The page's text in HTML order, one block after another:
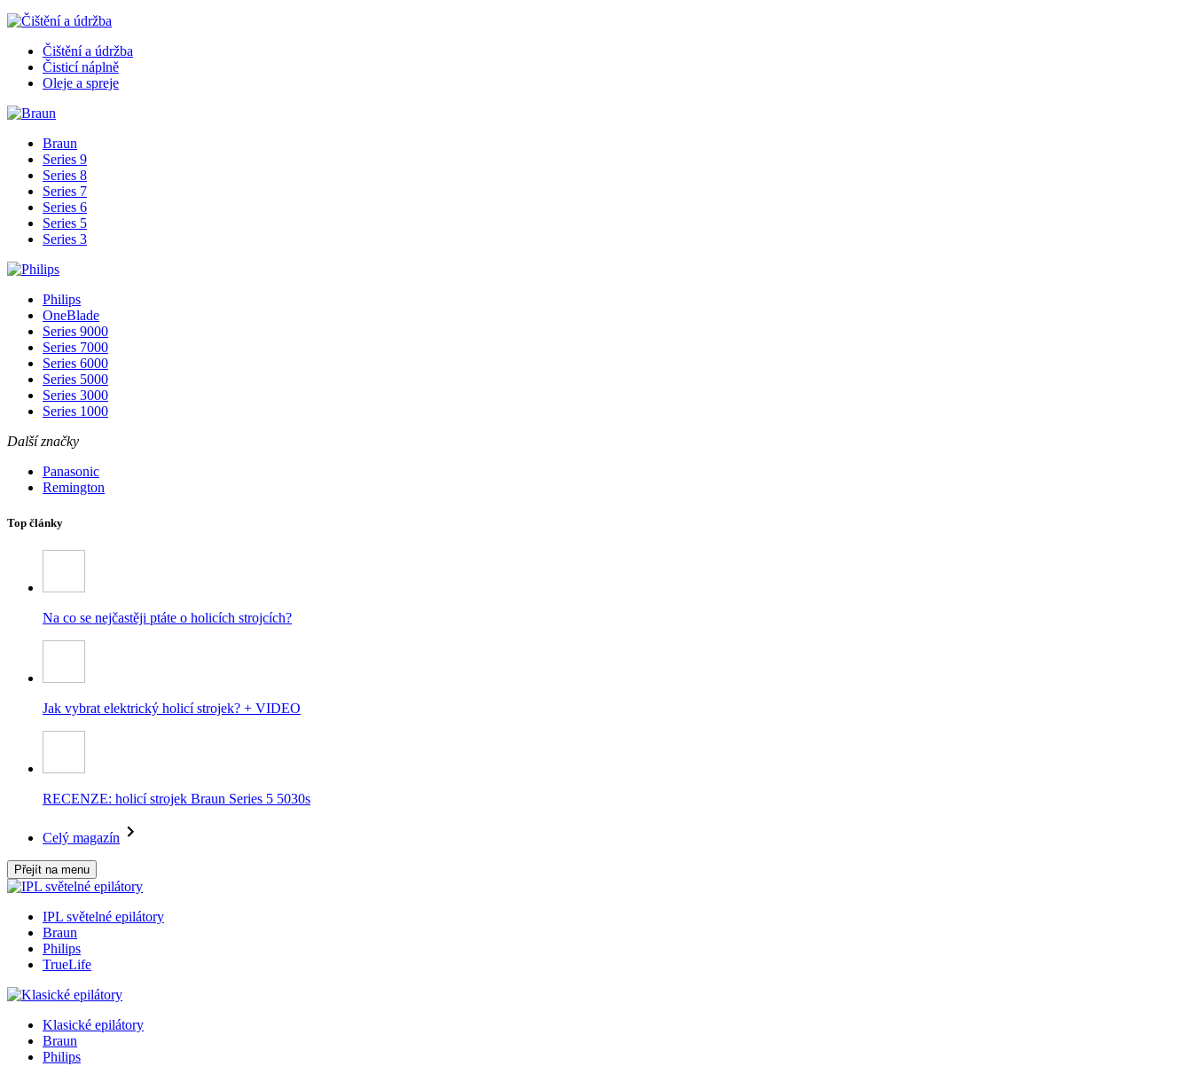
Čištění a údržba
Čisticí náplně
Oleje a spreje
Braun
Series 9
Series 8
Series 7
Series 6
Series 5
Series 3
Philips
OneBlade
Series 9000
Series 7000
Series 6000
Series 5000
Series 3000
Series 1000
Další značky
Panasonic
Remington
Top články
Na co se nejčastěji ptáte o holicích strojcích?
Jak vybrat elektrický holicí strojek? + VIDEO
RECENZE: holicí strojek Braun Series 5 5030s
Celý magazín
Přejít na menu
IPL světelné epilátory
Braun
Philips
TrueLife
Klasické epilátory
Braun
Philips